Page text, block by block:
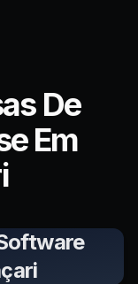
De
Em